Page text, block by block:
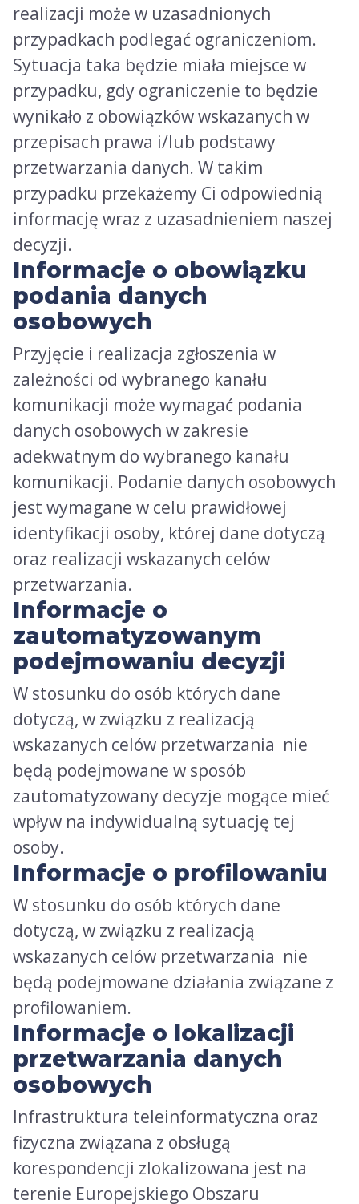
realizacji może w uzasadnionych
przypadkach podlegać ograniczeniom.
Sytuacja taka będzie miała miejsce w
przypadku, gdy ograniczenie to będzie
wynikało z obowiązków wskazanych w
przepisach prawa i/lub podstawy
przetwarzania danych. W takim
przypadku przekażemy Ci odpowiednią
informację wraz z uzasadnieniem naszej
decyzji.
Informacje o obowiązku
podania danych
osobowych
Przyjęcie i realizacja zgłoszenia w
zależności od wybranego kanału
komunikacji może wymagać podania
danych osobowych w zakresie
adekwatnym do wybranego kanału
komunikacji. Podanie danych osobowych
jest wymagane w celu prawidłowej
identyfikacji osoby, której dane dotyczą
oraz realizacji wskazanych celów
przetwarzania.
Informacje o
zautomatyzowanym
podejmowaniu decyzji
W stosunku do osób których dane
dotyczą, w związku z realizacją
wskazanych celów przetwarzania nie
będą podejmowane w sposób
zautomatyzowany decyzje mogące mieć
wpływ na indywidualną sytuację tej
osoby.
Informacje o profilowaniu
W stosunku do osób których dane
dotyczą, w związku z realizacją
wskazanych celów przetwarzania nie
będą podejmowane działania związane z
profilowaniem.
Informacje o lokalizacji
przetwarzania danych
osobowych
Infrastruktura teleinformatyczna oraz
fizyczna związana z obsługą
korespondencji zlokalizowana jest na
terenie Europejskiego Obszaru